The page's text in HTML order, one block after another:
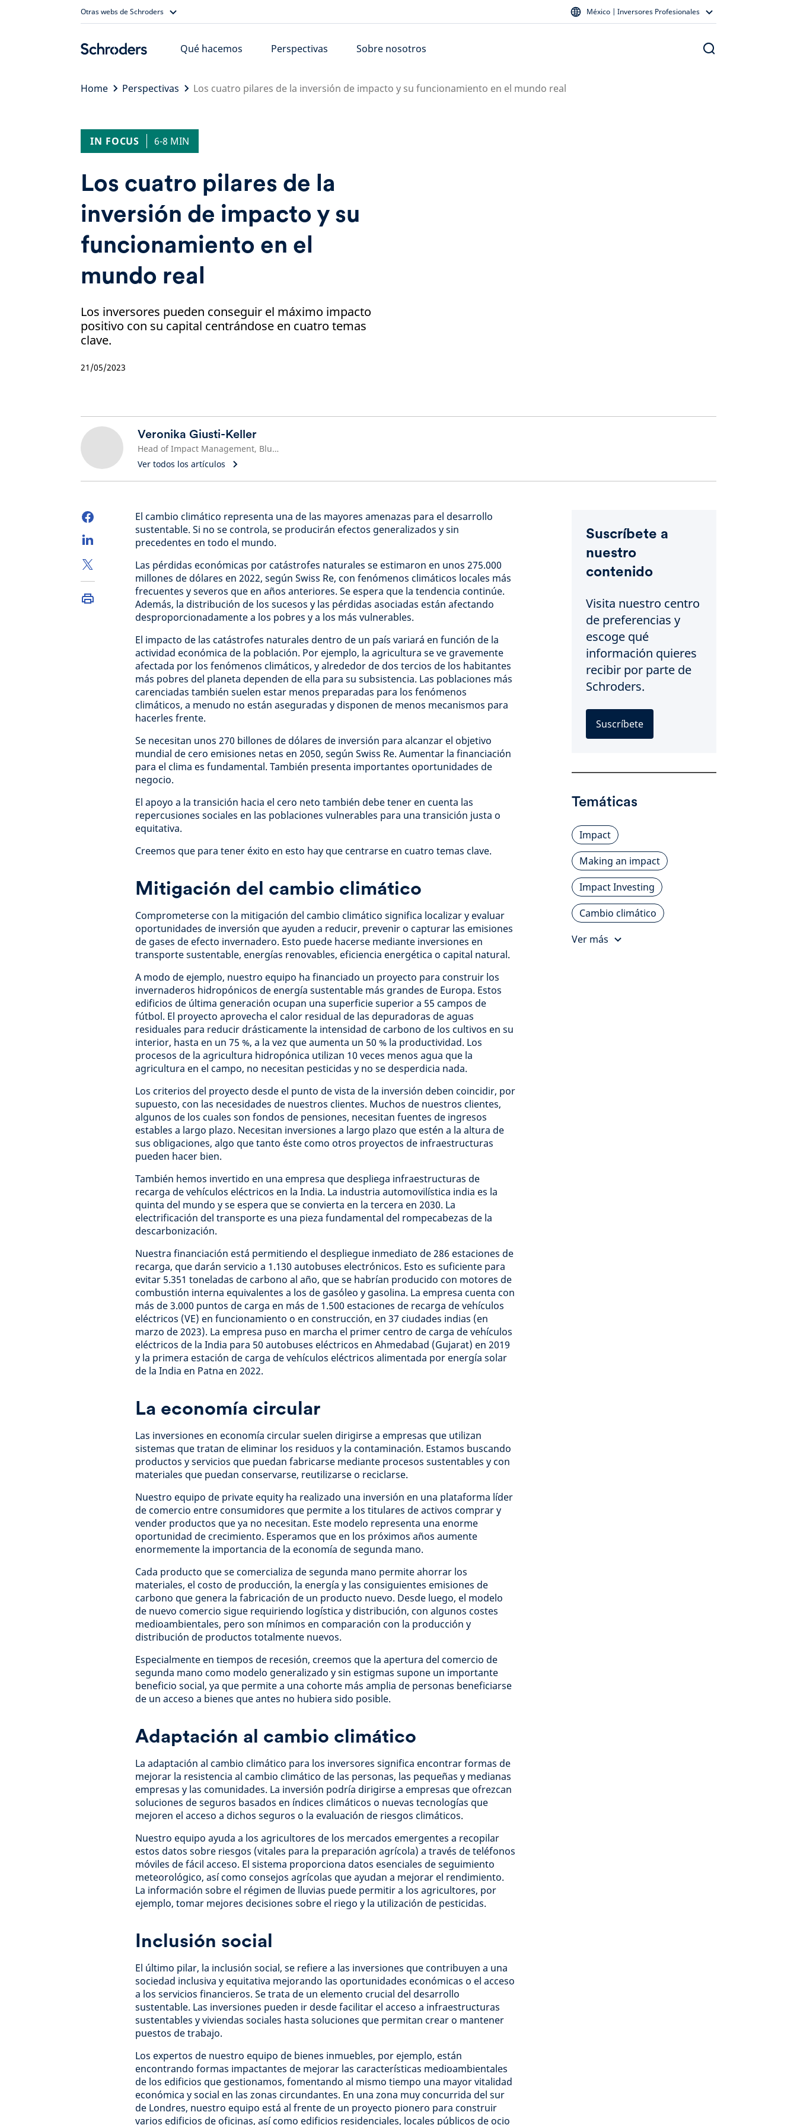
Otras webs de Schroders México | Inversores Profesionales
Qué hacemos Perspectivas Sobre nosotros
Home Perspectivas Los cuatro pilares de la inversión de impacto y su funcionamiento en el mundo real
IN FOCUS 6-8 MIN
Los cuatro pilares de la
inversión de impacto y su
funcionamiento en el
mundo real
Los inversores pueden conseguir el máximo impacto
positivo con su capital centrándose en cuatro temas
clave.
21/05/2023
Veronika Giusti-Keller
Head of Impact Management, Blue Orchard
Ver todos los artículos
El cambio climático representa una de las mayores amenazas para el desarrollo
sustentable. Si no se controla, se producirán efectos generalizados y sin
precedentes en todo el mundo.
Las pérdidas económicas por catástrofes naturales se estimaron en unos 275.000
millones de dólares en 2022, según Swiss Re, con fenómenos climáticos locales más
frecuentes y severos que en años anteriores. Se espera que la tendencia continúe.
Además, la distribución de los sucesos y las pérdidas asociadas están afectando
desproporcionadamente a los pobres y a los más vulnerables.
El impacto de las catástrofes naturales dentro de un país variará en función de la
actividad económica de la población. Por ejemplo, la agricultura se ve gravemente
afectada por los fenómenos climáticos, y alrededor de dos tercios de los habitantes
más pobres del planeta dependen de ella para su subsistencia. Las poblaciones más
carenciadas también suelen estar menos preparadas para los fenómenos
climáticos, a menudo no están aseguradas y disponen de menos mecanismos para
hacerles frente.
Se necesitan unos 270 billones de dólares de inversión para alcanzar el objetivo
mundial de cero emisiones netas en 2050, según Swiss Re. Aumentar la financiación
para el clima es fundamental. También presenta importantes oportunidades de
negocio.
El apoyo a la transición hacia el cero neto también debe tener en cuenta las
repercusiones sociales en las poblaciones vulnerables para una transición justa o
equitativa.
Creemos que para tener éxito en esto hay que centrarse en cuatro temas clave.
Mitigación del cambio climático
Comprometerse con la mitigación del cambio climático significa localizar y evaluar
oportunidades de inversión que ayuden a reducir, prevenir o capturar las emisiones
de gases de efecto invernadero. Esto puede hacerse mediante inversiones en
transporte sustentable, energías renovables, eficiencia energética o capital natural.
A modo de ejemplo, nuestro equipo ha financiado un proyecto para construir los
invernaderos hidropónicos de energía sustentable más grandes de Europa. Estos
edificios de última generación ocupan una superficie superior a 55 campos de
fútbol. El proyecto aprovecha el calor residual de las depuradoras de aguas
residuales para reducir drásticamente la intensidad de carbono de los cultivos en su
interior, hasta en un 75 %, a la vez que aumenta un 50 % la productividad. Los
procesos de la agricultura hidropónica utilizan 10 veces menos agua que la
agricultura en el campo, no necesitan pesticidas y no se desperdicia nada.
Los criterios del proyecto desde el punto de vista de la inversión deben coincidir, por
supuesto, con las necesidades de nuestros clientes. Muchos de nuestros clientes,
algunos de los cuales son fondos de pensiones, necesitan fuentes de ingresos
estables a largo plazo. Necesitan inversiones a largo plazo que estén a la altura de
sus obligaciones, algo que tanto éste como otros proyectos de infraestructuras
pueden hacer bien.
También hemos invertido en una empresa que despliega infraestructuras de
recarga de vehículos eléctricos en la India. La industria automovilística india es la
quinta del mundo y se espera que se convierta en la tercera en 2030. La
electrificación del transporte es una pieza fundamental del rompecabezas de la
descarbonización.
Nuestra financiación está permitiendo el despliegue inmediato de 286 estaciones de
recarga, que darán servicio a 1.130 autobuses electrónicos. Esto es suficiente para
evitar 5.351 toneladas de carbono al año, que se habrían producido con motores de
combustión interna equivalentes a los de gasóleo y gasolina. La empresa cuenta con
más de 3.000 puntos de carga en más de 1.500 estaciones de recarga de vehículos
eléctricos (VE) en funcionamiento o en construcción, en 37 ciudades indias (en
marzo de 2023). La empresa puso en marcha el primer centro de carga de vehículos
eléctricos de la India para 50 autobuses eléctricos en Ahmedabad (Gujarat) en 2019
y la primera estación de carga de vehículos eléctricos alimentada por energía solar
de la India en Patna en 2022.
La economía circular
Las inversiones en economía circular suelen dirigirse a empresas que utilizan
sistemas que tratan de eliminar los residuos y la contaminación. Estamos buscando
productos y servicios que puedan fabricarse mediante procesos sustentables y con
materiales que puedan conservarse, reutilizarse o reciclarse.
Nuestro equipo de private equity ha realizado una inversión en una plataforma líder
de comercio entre consumidores que permite a los titulares de activos comprar y
vender productos que ya no necesitan. Este modelo representa una enorme
oportunidad de crecimiento. Esperamos que en los próximos años aumente
enormemente la importancia de la economía de segunda mano.
Cada producto que se comercializa de segunda mano permite ahorrar los
materiales, el costo de producción, la energía y las consiguientes emisiones de
carbono que genera la fabricación de un producto nuevo. Desde luego, el modelo
de nuevo comercio sigue requiriendo logística y distribución, con algunos costes
medioambientales, pero son mínimos en comparación con la producción y
distribución de productos totalmente nuevos.
Especialmente en tiempos de recesión, creemos que la apertura del comercio de
segunda mano como modelo generalizado y sin estigmas supone un importante
beneficio social, ya que permite a una cohorte más amplia de personas beneficiarse
de un acceso a bienes que antes no hubiera sido posible.
Adaptación al cambio climático
La adaptación al cambio climático para los inversores significa encontrar formas de
mejorar la resistencia al cambio climático de las personas, las pequeñas y medianas
empresas y las comunidades. La inversión podría dirigirse a empresas que ofrezcan
soluciones de seguros basados en índices climáticos o nuevas tecnologías que
mejoren el acceso a dichos seguros o la evaluación de riesgos climáticos.
Nuestro equipo ayuda a los agricultores de los mercados emergentes a recopilar
estos datos sobre riesgos (vitales para la preparación agrícola) a través de teléfonos
móviles de fácil acceso. El sistema proporciona datos esenciales de seguimiento
meteorológico, así como consejos agrícolas que ayudan a mejorar el rendimiento.
La información sobre el régimen de lluvias puede permitir a los agricultores, por
ejemplo, tomar mejores decisiones sobre el riego y la utilización de pesticidas.
Inclusión social
El último pilar, la inclusión social, se refiere a las inversiones que contribuyen a una
sociedad inclusiva y equitativa mejorando las oportunidades económicas o el acceso
a los servicios financieros. Se trata de un elemento crucial del desarrollo
sustentable. Las inversiones pueden ir desde facilitar el acceso a infraestructuras
sustentables y viviendas sociales hasta soluciones que permitan crear o mantener
puestos de trabajo.
Los expertos de nuestro equipo de bienes inmuebles, por ejemplo, están
encontrando formas impactantes de mejorar las características medioambientales
de los edificios que gestionamos, fomentando al mismo tiempo una mayor vitalidad
económica y social en las zonas circundantes. En una zona muy concurrida del sur
de Londres, nuestro equipo está al frente de un proyecto pionero para construir
varios edificios de oficinas, así como edificios residenciales, locales públicos de ocio
Suscríbete a
nuestro
contenido
Visita nuestro centro
de preferencias y
escoge qué
información quieres
recibir por parte de
Schroders.
Suscríbete
Temáticas
Impact
Making an impact
Impact Investing
Cambio climático
Ver más